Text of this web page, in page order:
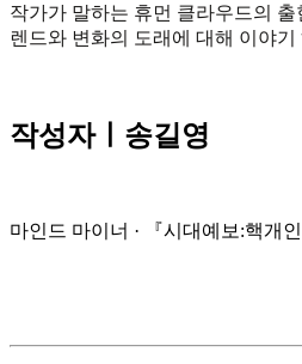
작가가 말하는 휴먼 클라우드의
렌드와 변화의 도래에 대해 이야기
작성자ㅣ송길영
마인드 마이너 · 『시대예보:핵개